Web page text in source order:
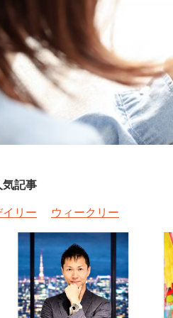
気記事
イリー
ウィークリー